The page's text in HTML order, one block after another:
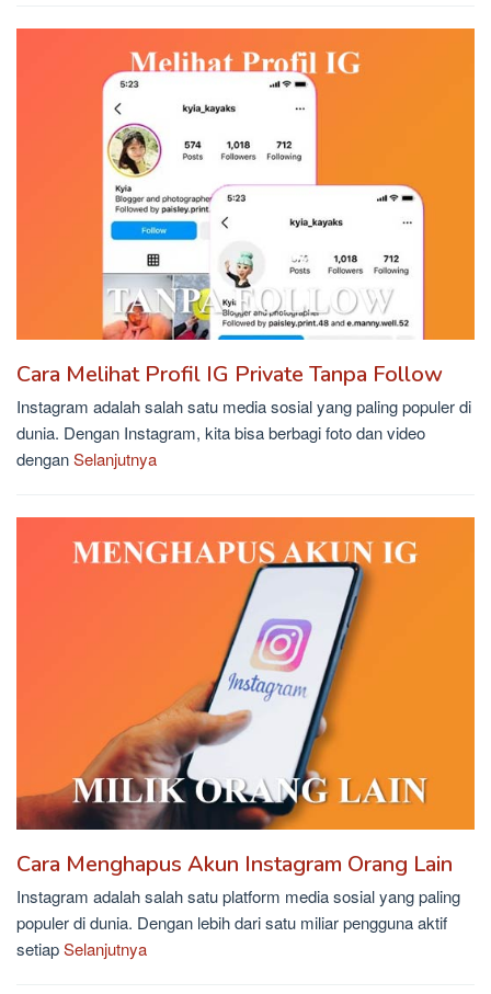
Cara Melihat Profil IG Private Tanpa Follow
Instagram adalah salah satu media sosial yang paling populer di
dunia. Dengan Instagram, kita bisa berbagi foto dan video
denganSelanjutnya
Cara Menghapus Akun Instagram Orang Lain
Instagram adalah salah satu platform media sosial yang paling
populer di dunia. Dengan lebih dari satu miliar pengguna aktif
setiapSelanjutnya